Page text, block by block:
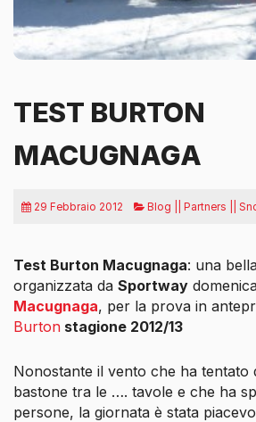
TEST BURTON
MACUGNAGA
29 Febbraio 2012 Blog || Partners ||
Test Burton Macugnaga: una
organizzata da Sportway
Macugnaga, per la prova in
Burton stagione 2012/13
Nonostante il vento che ha tentato
bastone tra le …. tavole e che ha
persone, la giornata è stata